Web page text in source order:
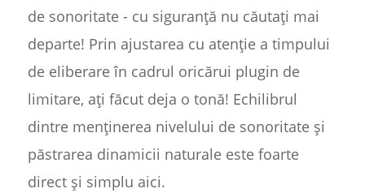
de sonoritate - cu siguranță nu căutați mai
departe! Prin ajustarea cu atenție a timpului
de eliberare în cadrul oricărui plugin de
limitare, ați făcut deja o tonă! Echilibrul
dintre menținerea nivelului de sonoritate și
păstrarea dinamicii naturale este foarte
direct și simplu aici.